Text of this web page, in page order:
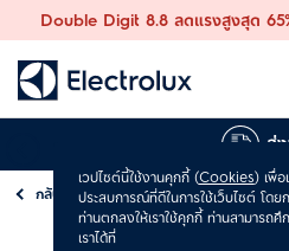
Double Digit 8.8 ลดแรงสูงสุด
ส่
กลับ เครื่องกดน้ำ
เวปไซต์นี้ใช้งานคุกกี้ (Cookies) เพื่อ
ประสบการณ์ที่ดีในการใช้เว็บไซต์ โดยก
ท่านตกลงให้เราใช้คุกกี้ ท่านสามารถศึ
เราได้ที่